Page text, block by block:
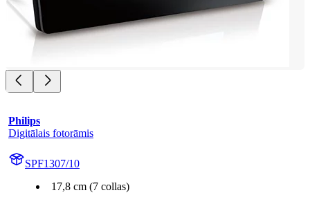
Philips
Digitālais fotorāmis
SPF1307/10
17,8 cm (7 collas)